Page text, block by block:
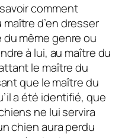
comment
d’en dresser
même genre ou
à lui, au maître du
le maître du
que le maître du
a été identifié, que
ne lui servira
chien aura perdu